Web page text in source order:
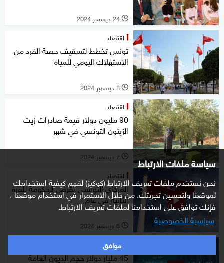
سياسة ملفات الارتباط
نحن نستخدم ملفات تعريف الارتباط (كوكيز) لفهم كيفية استخدامك
لموقعنا ولتحسين تجربتك. من خلال الاستمرار في استخدام موقعنا ،
فإنك توافق على استخدامنا لملفات تعريف الارتباط.
سياسية الخصوصية
موافق
l 24 ديسمبر 2024
اقتصاد
تونس تخطط لتسقيف حصة الفرد من
الاستهلاك اليومي للمياه
l 8 ديسمبر 2024
اقتصاد
90 مليون دولار قيمة صادرات زيت
الزيتون التونسي في شهر
l 7 ديسمبر 2024
اقتصاد
المركزي التونسي يقرض الحكومة للمرة
الثانية في عام
l 6 ديسمبر 2024
اقتصاد
45 مليار دولار حجم الديون العامة